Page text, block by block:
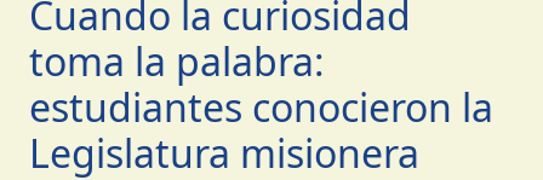
Cuando la curiosidad
toma la palabra:
estudiantes conocieron la
Legislatura misionera